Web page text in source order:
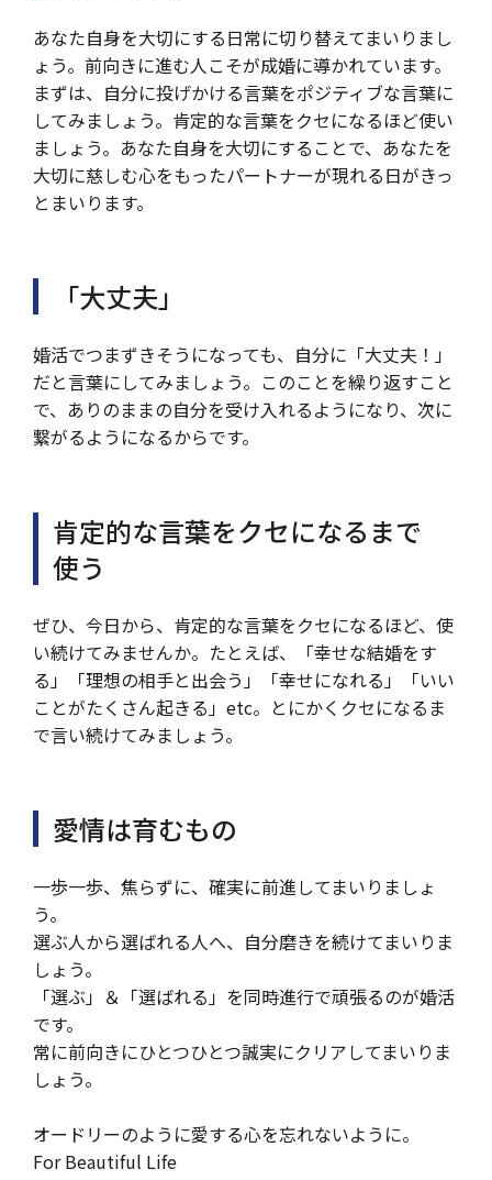
あなた自身を大切にする日常に切り替えてまいりまし
ょう。前向きに進む人こそが成婚に導かれています。
まずは、自分に投げかける言葉をポジティブな言葉に
してみましょう。肯定的な言葉をクセになるほど使い
ましょう。あなた自身を大切にすることで、あなたを
大切に慈しむ心をもったパートナーが現れる日がきっ
とまいります。
「大丈夫」
婚活でつまずきそうになっても、自分に「大丈夫！」
だと言葉にしてみましょう。このことを繰り返すこと
で、ありのままの自分を受け入れるようになり、次に
繋がるようになるからです。
肯定的な言葉をクセになるまで
使う
ぜひ、今日から、肯定的な言葉をクセになるほど、使
い続けてみませんか。たとえば、「幸せな結婚をす
る」「理想の相手と出会う」「幸せになれる」「いい
ことがたくさん起きる」etc。とにかくクセになるま
で言い続けてみましょう。
愛情は育むもの
一歩一歩、焦らずに、確実に前進してまいりましょ
う。
選ぶ人から選ばれる人へ、自分磨きを続けてまいりま
しょう。
「選ぶ」＆「選ばれる」を同時進行で頑張るのが婚活
です。
常に前向きにひとつひとつ誠実にクリアしてまいりま
しょう。
オードリーのように愛する心を忘れないように。
For Beautiful Life